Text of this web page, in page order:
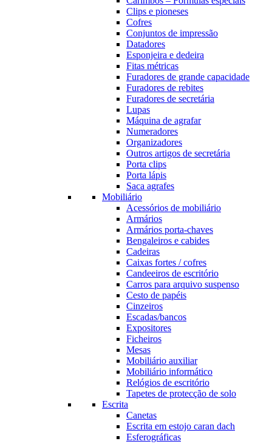
Clips e pioneses
Cofres
Conjuntos de impressão
Datadores
Esponjeira e dedeira
Fitas métricas
Furadores de grande capacidade
Furadores de rebites
Furadores de secretária
Lupas
Máquina de agrafar
Numeradores
Organizadores
Outros artigos de secretária
Porta clips
Porta lápis
Saca agrafes
Mobiliário
Acessórios de mobiliário
Armários
Armários porta-chaves
Bengaleiros e cabides
Cadeiras
Caixas fortes / cofres
Candeeiros de escritório
Carros para arquivo suspenso
Cesto de papéis
Cinzeiros
Escadas/bancos
Expositores
Ficheiros
Mesas
Mobiliário auxiliar
Mobiliário informático
Relógios de escritório
Tapetes de protecção de solo
Escrita
Canetas
Escrita em estojo caran dach
Esferográficas